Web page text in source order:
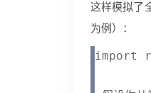
这样模拟了
为例）：
import